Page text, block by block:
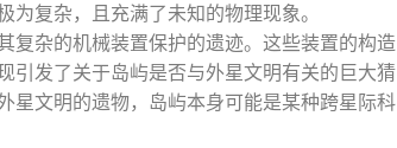
复杂，且充满了未知的物理现象。
复杂的机械装置保护的遗迹。这些装置的构造
引发了关于岛屿是否与外星文明有关的巨大猜
星文明的遗物，岛屿本身可能是某种跨星际科